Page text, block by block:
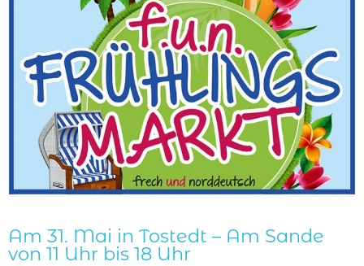
Am 31. Mai in Tostedt – Am Sande
von 11 Uhr bis 18 Uhr